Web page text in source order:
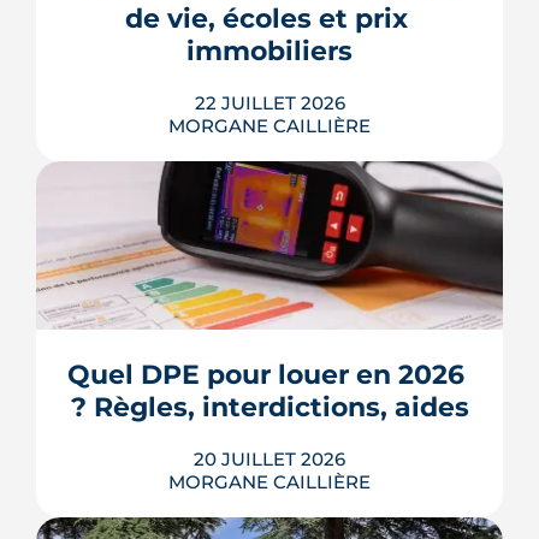
Voici les leviers concrets pour r...
LIRE L'ARTICLE
de vie, écoles et prix
immobiliers
22 JUILLET 2026
MORGANE CAILLIÈRE
Écoles, base de loisirs, transports,
projets urbains et prix au m2 : le guide
3e ville de Haute-Garonne.
LIRE L'ARTICLE
Quel DPE pour louer en 2026
? Règles, interdictions, aides
20 JUILLET 2026
MORGANE CAILLIÈRE